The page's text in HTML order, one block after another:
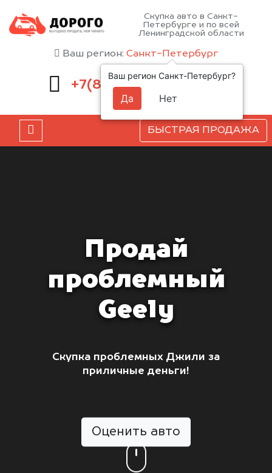
Скупка авто в Санкт-
Петербурге и по всей
Ленинградской области
Ваш регион: Санкт-Петербург
+7(812)660-51-43
БЫСТРАЯ ПРОДАЖА
Продай
проблемный
Geely
Скупка проблемных Джили за
приличные деньги!
Оценить авто
Ваш регион Санкт-Петербург?
Да Нет